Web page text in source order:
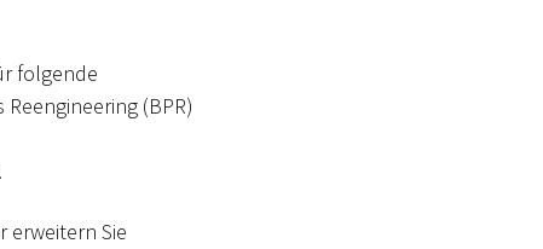
folgende
(BPR)
erweitern Sie